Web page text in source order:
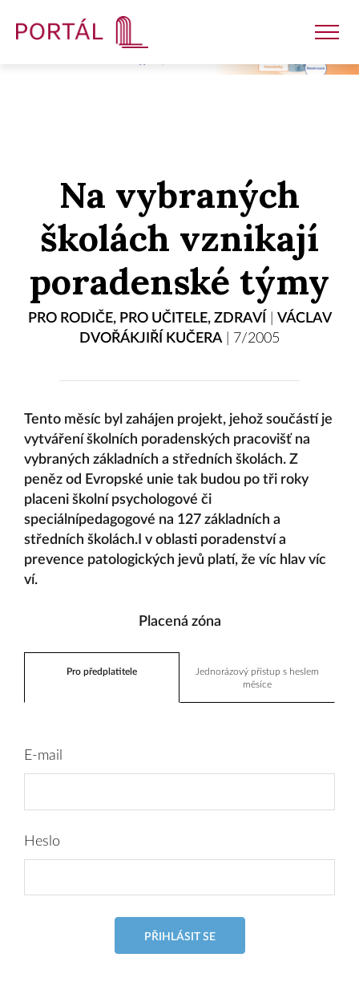
Časopisy
Semináře
E-shop
Na vybraných
školách vznikají
poradenské týmy
PRO RODIČE, PRO UČITELE, ZDRAVÍ
VÁCLAV
DVOŘÁKJIŘÍ KUČERA
7/2005
Tento měsíc byl zahájen projekt, jehož součástí je
vytváření školních poradenských pracovišť na
vybraných základních a středních školách. Z
peněz od Evropské unie tak budou po tři roky
placeni školní psychologové či
speciálnípedagogové na 127 základních a
středních školách.I v oblasti poradenství a
prevence patologických jevů platí, že víc hlav víc
ví.
Placená zóna
Pro předplatitele
Jednorázový přístup s heslem
měsíce
E-mail
Heslo
PŘIHLÁSIT SE